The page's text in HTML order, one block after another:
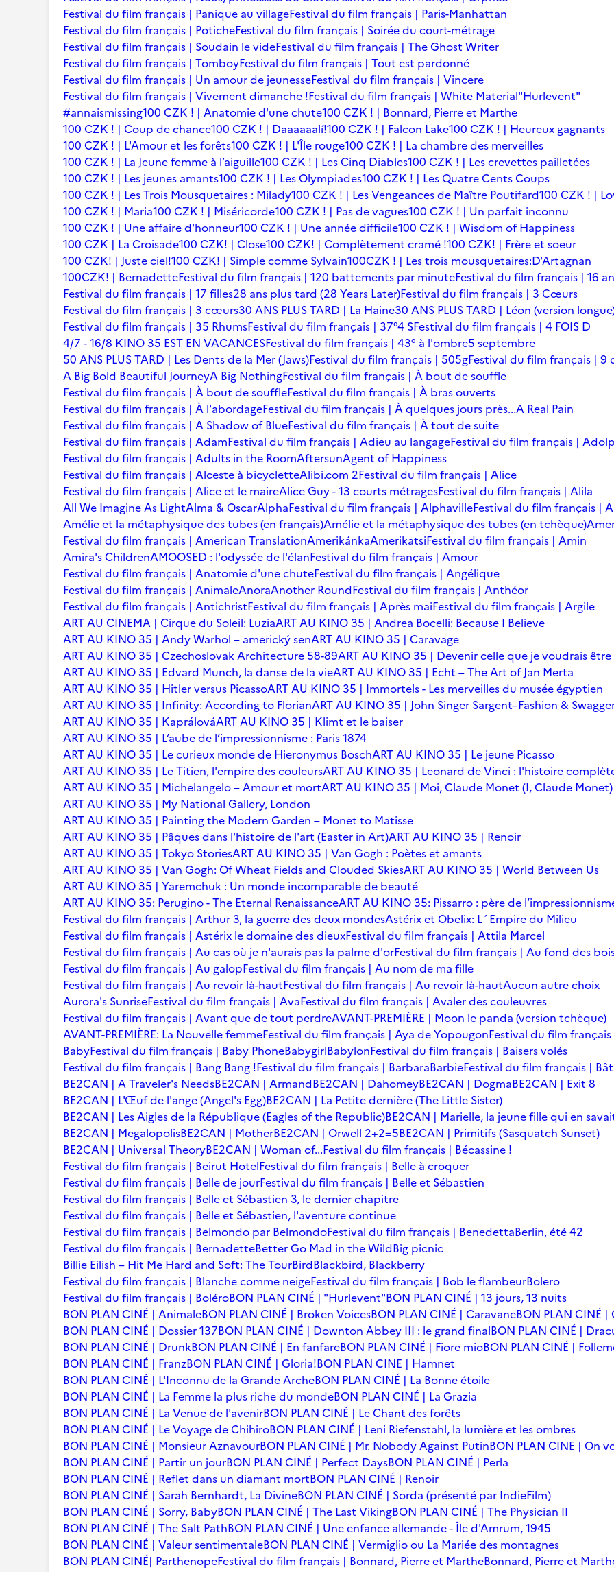
Festival du film français | Panique au villageFestival du film français | Paris-Manhattan
Festival du film français | PoticheFestival du film français | Soirée du court-métrage
Festival du film français | Soudain le videFestival du film français | The Ghost Writer
Festival du film français | TomboyFestival du film français | Tout est pardonné
Festival du film français | Un amour de jeunesseFestival du film français | Vincere
Festival du film français | Vivement dimanche !Festival du film français | White Material"Hurlevent"
#annaismissing100 CZK ! | Anatomie d'une chute100 CZK ! | Bonnard, Pierre et Marthe
100 CZK ! | Coup de chance100 CZK ! | Daaaaaalí!100 CZK ! | Falcon Lake100 CZK ! | Heureux gagnants
100 CZK ! | L'Amour et les forêts100 CZK ! | L'Île rouge100 CZK ! | La chambre des merveilles
100 CZK ! | La Jeune femme à l’aiguille100 CZK ! | Les Cinq Diables100 CZK ! | Les crevettes pailletées
100 CZK ! | Les jeunes amants100 CZK ! | Les Olympiades100 CZK ! | Les Quatre Cents Coups
100 CZK ! | Les Trois Mousquetaires : Milady100 CZK ! | Les Vengeances de Maître Poutifard100 CZK ! |
100 CZK ! | Maria100 CZK ! | Miséricorde100 CZK ! | Pas de vagues100 CZK ! | Un parfait inconnu
100 CZK ! | Une affaire d'honneur100 CZK ! | Une année difficile100 CZK ! | Wisdom of Happiness
100 CZK | La Croisade100 CZK! | Close100 CZK! | Complètement cramé !100 CZK! | Frère et soeur
100 CZK! | Juste ciel!100 CZK! | Simple comme Sylvain100CZK ! | Les trois mousquetaires:D'Artagnan
100CZK! | BernadetteFestival du film français | 120 battements par minuteFestival du film français | 16
Festival du film français | 17 filles28 ans plus tard (28 Years Later)Festival du film français | 3 Cœurs
Festival du film français | 3 cœurs30 ANS PLUS TARD | La Haine30 ANS PLUS TARD | Léon (version
Festival du film français | 35 RhumsFestival du film français | 37°4 SFestival du film français | 4 FOIS D
4/7 - 16/8 KINO 35 EST EN VACANCESFestival du film français | 43° à l'ombre5 septembre
50 ANS PLUS TARD | Les Dents de la Mer (Jaws)Festival du film français | 505gFestival du film français | 9
A Big Bold Beautiful JourneyA Big NothingFestival du film français | À bout de souffle
Festival du film français | À bout de souffleFestival du film français | À bras ouverts
Festival du film français | À l'abordageFestival du film français | À quelques jours près...A Real Pain
Festival du film français | A Shadow of BlueFestival du film français | À tout de suite
Festival du film français | AdamFestival du film français | Adieu au langageFestival du film français |
Festival du film français | Adults in the RoomAftersunAgent of Happiness
Festival du film français | Alceste à bicycletteAlibi.com 2Festival du film français | Alice
Festival du film français | Alice et le maireAlice Guy - 13 courts métragesFestival du film français | Alila
All We Imagine As LightAlma & OscarAlphaFestival du film français | AlphavilleFestival du film français |
Amélie et la métaphysique des tubes (en français)Amélie et la métaphysique des tubes (en tchèque)
Festival du film français | American TranslationAmerikánkaAmerikatsiFestival du film français | Amin
Amira's ChildrenAMOOSED : l'odyssée de l'élanFestival du film français | Amour
Festival du film français | Anatomie d'une chuteFestival du film français | Angélique
Festival du film français | AnimaleAnoraAnother RoundFestival du film français | Anthéor
Festival du film français | AntichristFestival du film français | Après maiFestival du film français | Argile
ART AU CINEMA | Cirque du Soleil: LuziaART AU KINO 35 | Andrea Bocelli: Because I Believe
ART AU KINO 35 | Andy Warhol – americký senART AU KINO 35 | Caravage
ART AU KINO 35 | Czechoslovak Architecture 58-89ART AU KINO 35 | Devenir celle que je voudrais être
ART AU KINO 35 | Edvard Munch, la danse de la vieART AU KINO 35 | Echt – The Art of Jan Merta
ART AU KINO 35 | Hitler versus PicassoART AU KINO 35 | Immortels - Les merveilles du musée égyptien
ART AU KINO 35 | Infinity: According to FlorianART AU KINO 35 | John Singer Sargent–Fashion &
ART AU KINO 35 | KaprálováART AU KINO 35 | Klimt et le baiser
ART AU KINO 35 | L’aube de l’impressionnisme : Paris 1874
ART AU KINO 35 | Le curieux monde de Hieronymus BoschART AU KINO 35 | Le jeune Picasso
ART AU KINO 35 | Le Titien, l'empire des couleursART AU KINO 35 | Leonard de Vinci : l'histoire
ART AU KINO 35 | Michelangelo – Amour et mortART AU KINO 35 | Moi, Claude Monet (I, Claude Monet)
ART AU KINO 35 | My National Gallery, London
ART AU KINO 35 | Painting the Modern Garden – Monet to Matisse
ART AU KINO 35 | Pâques dans l'histoire de l'art (Easter in Art)ART AU KINO 35 | Renoir
ART AU KINO 35 | Tokyo StoriesART AU KINO 35 | Van Gogh : Poètes et amants
ART AU KINO 35 | Van Gogh: Of Wheat Fields and Clouded SkiesART AU KINO 35 | World Between Us
ART AU KINO 35 | Yaremchuk : Un monde incomparable de beauté
ART AU KINO 35: Perugino - The Eternal RenaissanceART AU KINO 35: Pissarro : père de
Festival du film français | Arthur 3, la guerre des deux mondesAstérix et Obelix: L´Empire du Milieu
Festival du film français | Astérix le domaine des dieuxFestival du film français | Attila Marcel
Festival du film français | Au cas où je n'aurais pas la palme d'orFestival du film français | Au fond des
Festival du film français | Au galopFestival du film français | Au nom de ma fille
Festival du film français | Au revoir là-hautFestival du film français | Au revoir là-hautAucun autre choix
Aurora's SunriseFestival du film français | AvaFestival du film français | Avaler des couleuvres
Festival du film français | Avant que de tout perdreAVANT-PREMIÈRE | Moon le panda (version tchèque)
AVANT-PREMIÈRE: La Nouvelle femmeFestival du film français | Aya de YopougonFestival du film français
BabyFestival du film français | Baby PhoneBabygirlBabylonFestival du film français | Baisers volés
Festival du film français | Bang Bang !Festival du film français | BarbaraBarbieFestival du film français |
BE2CAN | A Traveler's NeedsBE2CAN | ArmandBE2CAN | DahomeyBE2CAN | DogmaBE2CAN | Exit 8
BE2CAN | L'Œuf de l'ange (Angel's Egg)BE2CAN | La Petite dernière (The Little Sister)
BE2CAN | Les Aigles de la République (Eagles of the Republic)BE2CAN | Marielle, la jeune fille qui en
BE2CAN | MegalopolisBE2CAN | MotherBE2CAN | Orwell 2+2=5BE2CAN | Primitifs (Sasquatch Sunset)
BE2CAN | Universal TheoryBE2CAN | Woman of...Festival du film français | Bécassine !
Festival du film français | Beirut HotelFestival du film français | Belle à croquer
Festival du film français | Belle de jourFestival du film français | Belle et Sébastien
Festival du film français | Belle et Sébastien 3, le dernier chapitre
Festival du film français | Belle et Sébastien, l'aventure continue
Festival du film français | Belmondo par BelmondoFestival du film français | BenedettaBerlin, été 42
Festival du film français | BernadetteBetter Go Mad in the WildBig picnic
Billie Eilish – Hit Me Hard and Soft: The TourBirdBlackbird, Blackberry
Festival du film français | Blanche comme neigeFestival du film français | Bob le flambeurBolero
Festival du film français | BoléroBON PLAN CINÉ | "Hurlevent"BON PLAN CINÉ | 13 jours, 13 nuits
BON PLAN CINÉ | AnimaleBON PLAN CINÉ | Broken VoicesBON PLAN CINÉ | CaravaneBON PLAN CINÉ
BON PLAN CINÉ | Dossier 137BON PLAN CINÉ | Downton Abbey III : le grand finalBON PLAN CINÉ |
BON PLAN CINÉ | DrunkBON PLAN CINÉ | En fanfareBON PLAN CINÉ | Fiore mioBON PLAN CINÉ |
BON PLAN CINÉ | FranzBON PLAN CINÉ | Gloria!BON PLAN CINE | Hamnet
BON PLAN CINÉ | L'Inconnu de la Grande ArcheBON PLAN CINÉ | La Bonne étoile
BON PLAN CINÉ | La Femme la plus riche du mondeBON PLAN CINÉ | La Grazia
BON PLAN CINÉ | La Venue de l'avenirBON PLAN CINÉ | Le Chant des forêts
BON PLAN CINÉ | Le Voyage de ChihiroBON PLAN CINÉ | Leni Riefenstahl, la lumière et les ombres
BON PLAN CINÉ | Monsieur AznavourBON PLAN CINÉ | Mr. Nobody Against PutinBON PLAN CINE | On
BON PLAN CINÉ | Partir un jourBON PLAN CINÉ | Perfect DaysBON PLAN CINÉ | Perla
BON PLAN CINÉ | Reflet dans un diamant mortBON PLAN CINÉ | Renoir
BON PLAN CINÉ | Sarah Bernhardt, La DivineBON PLAN CINÉ | Sorda (présenté par IndieFilm)
BON PLAN CINÉ | Sorry, BabyBON PLAN CINÉ | The Last VikingBON PLAN CINÉ | The Physician II
BON PLAN CINÉ | The Salt PathBON PLAN CINÉ | Une enfance allemande - Île d'Amrum, 1945
BON PLAN CINÉ | Valeur sentimentaleBON PLAN CINÉ | Vermiglio ou La Mariée des montagnes
BON PLAN CINÉ| ParthenopeFestival du film français | Bonnard, Pierre et MartheBonnard, Pierre et